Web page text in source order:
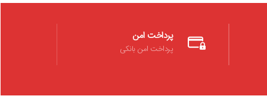
پرداخت امن
پرداخت امن بانکی